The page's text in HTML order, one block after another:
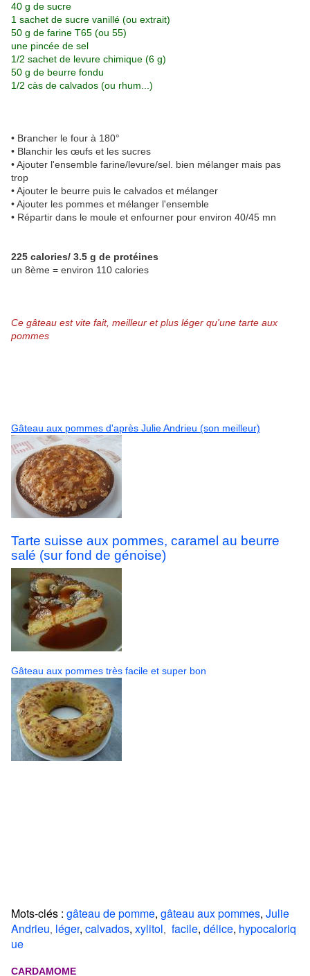
40 g de sucre
1 sachet de sucre vanillé (ou extrait)
50 g de farine T65 (ou 55)
une pincée de sel
1/2 sachet de levure chimique (6 g)
50 g de beurre fondu
1/2 càs de calvados (ou rhum...)
• Brancher le four à 180°
• Blanchir les œufs et les sucres
• Ajouter l'ensemble farine/levure/sel. bien mélanger mais pas
trop
• Ajouter le beurre puis le calvados et mélanger
• Ajouter les pommes et mélanger l'ensemble
• Répartir dans le moule et enfourner pour environ 40/45 mn
225 calories/ 3.5 g de protéines
un 8ème = environ 110 calories
Ce gâteau est vite fait, meilleur et plus léger qu'une tarte aux
pommes
Gâteau aux pommes d'après Julie Andrieu (son meilleur)
Tarte suisse aux pommes, caramel au beurre
salé (sur fond de génoise)
Gâteau aux pommes très facile et super bon
Mots-clés : gâteau de pomme, gâteau aux pommes, Julie
Andrieu, léger, calvados, xylitol, facile, délice, hypocaloriq
ue
CARDAMOME